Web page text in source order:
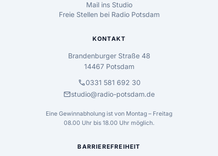
Mail ins Studio
Freie Stellen bei Radio Potsdam
KONTAKT
Brandenburger Straße 48
14467 Potsdam
call0331 581 692 30
mailstudio@radio-potsdam.de
Eine Gewinnabholung ist von Montag – Freitag
08.00 Uhr bis 18.00 Uhr möglich.
BARRIEREFREIHEIT